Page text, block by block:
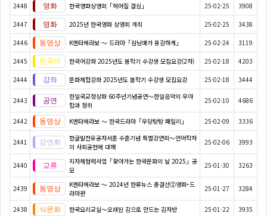
2448 한국영화상영회「헤어질 결심」 25-02-25 3908
2447 2025년 한국영화 상영회 개최 25-02-25 3438
2446 K엔타메라보 ～ 드라마「삼남매가 용감하게」 25-02-24 3119
2445 한국어강좌 2025년도 봄학기 수강생 모집요강(2차) 25-02-18 4203
2444 문화체험강좌 2025년도 봄학기 수강생 모집요강 25-02-18 3444
2443
한일국교정상화 60주년기념공연〜한일음악의 우아
함과 정취
25-02-10 4686
2442 K엔타메라보 ～ 한국드라마「우당탕탕 패밀리」 25-02-09 3336
2441
한글발전유공자서훈 수훈기념 특별강연회〜언어학자
의 사회공헌에 대해
25-02-06 3993
2440
지자체협력사업「찾아가는 한국문화의 날 2025」공
모
25-01-30 3263
2439
K엔타메라보 ～ 2024년 한류뉴스 총결산②영화･드
라마편
25-01-27 3284
2438 한국요리교실〜오래된 김으로 만드는 김자반 25-01-22 3935